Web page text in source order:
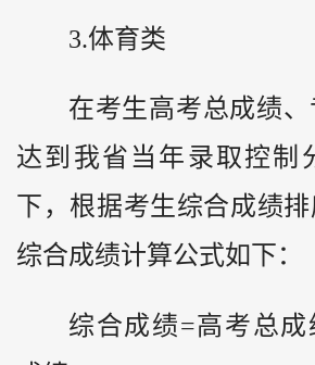
3.体育类
在考生高考总成绩、
达到我省当年录取控制
下，根据考生综合成绩排
综合成绩计算公式如下：
综合成绩=高考总成